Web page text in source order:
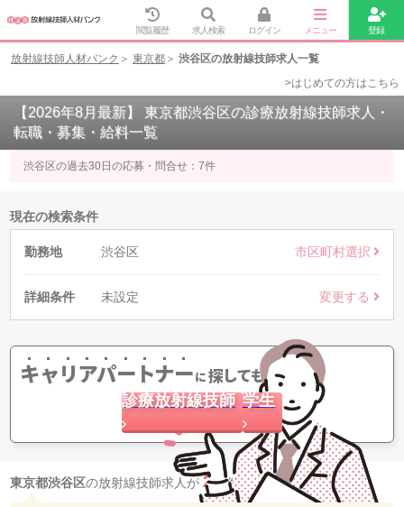
閲覧履歴 求人検索 ログイン メニュー 登録
放射線技師人材バンク 東京都
渋谷区の放射線技師求人一覧
>はじめての方はこちら
【2026年8月最新】 東京都渋谷区の診療放射線技師求人・
転職・募集・給料一覧
渋谷区の過去30日の応募・問合せ：7件
現在の検索条件
勤務地 渋谷区 市区町村選択
詳細条件 未設定 変更する
キャリアパートナーに探してもらう
診療放射線技師 学生
東京都渋谷区の放射線技師求人が 22 件 見つかりました